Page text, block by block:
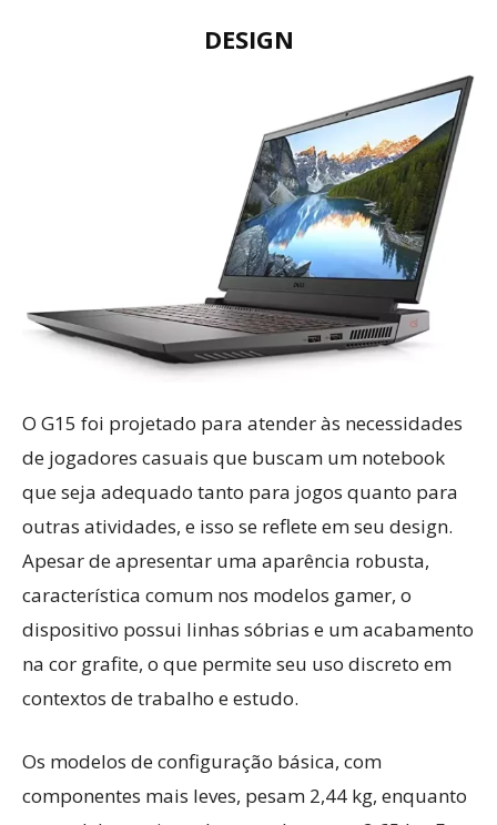
DESIGN
O G15 foi projetado para atender às necessidades
de jogadores casuais que buscam um notebook
que seja adequado tanto para jogos quanto para
outras atividades, e isso se reflete em seu design.
Apesar de apresentar uma aparência robusta,
característica comum nos modelos gamer, o
dispositivo possui linhas sóbrias e um acabamento
na cor grafite, o que permite seu uso discreto em
contextos de trabalho e estudo.
Os modelos de configuração básica, com
componentes mais leves, pesam 2,44 kg, enquanto